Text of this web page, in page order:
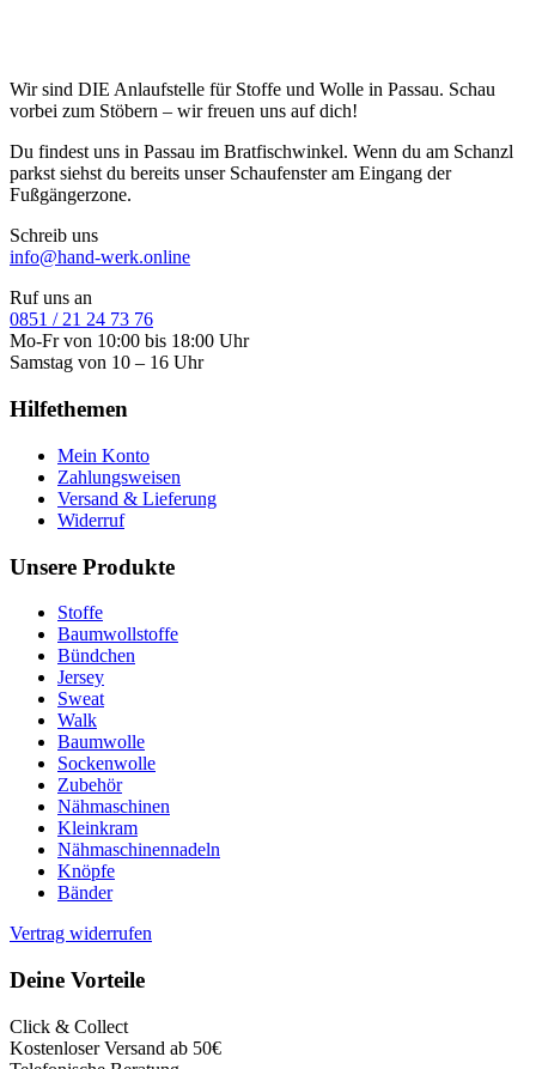
Wir sind DIE Anlaufstelle für Stoffe und Wolle in Passau. Schau
vorbei zum Stöbern – wir freuen uns auf dich!
Du findest uns in Passau im Bratfischwinkel. Wenn du am Schanzl
parkst siehst du bereits unser Schaufenster am Eingang der
Fußgängerzone.
Schreib uns
info@hand-werk.online
Ruf uns an
0851 / 21 24 73 76
Mo-Fr von 10:00 bis 18:00 Uhr
Samstag von 10 – 16 Uhr
Hilfethemen
Mein Konto
Zahlungsweisen
Versand & Lieferung
Widerruf
Unsere Produkte
Stoffe
Baumwollstoffe
Bündchen
Jersey
Sweat
Walk
Baumwolle
Sockenwolle
Zubehör
Nähmaschinen
Kleinkram
Nähmaschinennadeln
Knöpfe
Bänder
Vertrag widerrufen
Deine Vorteile
Click & Collect
Kostenloser Versand ab 50€